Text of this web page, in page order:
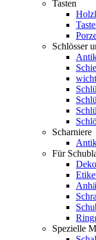
Tasten
Schlösser
Scharniere
Für
Spezielle